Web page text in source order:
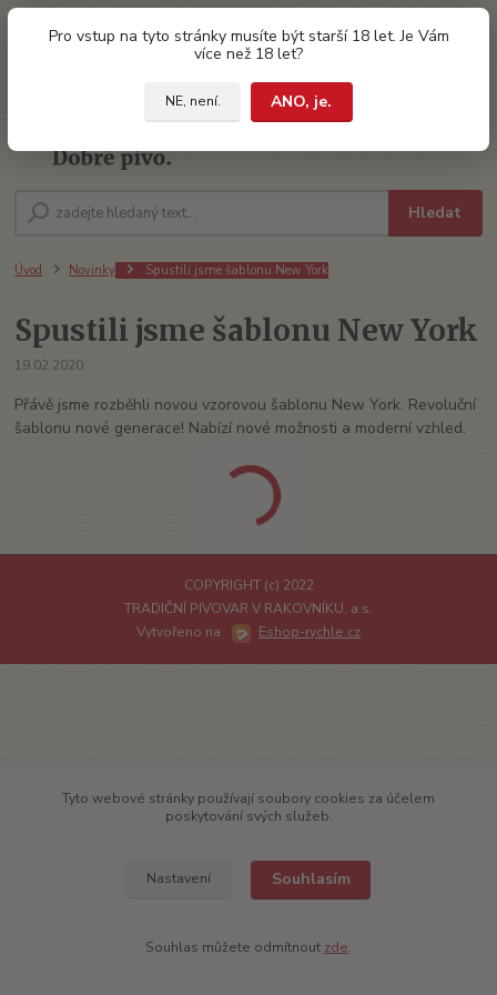
Pro vstup na tyto stránky musíte být starší 18 let. Je Vám
více než 18 let?
NE, není.
ANO, je.
Hledat
za0 Kč
Úvod Novinky Spustili jsme šablonu New York
Spustili jsme šablonu New York
19.02.2020
Přávě jsme rozběhli novou vzorovou šablonu New York. Revoluční
šablonu nové generace! Nabízí nové možnosti a moderní vzhled.
COPYRIGHT (c) 2022
TRADIČNÍ PIVOVAR V RAKOVNÍKU, a.s.
Vytvořeno na
Eshop-rychle.cz
Tyto webové stránky používají soubory cookies za účelem
poskytování svých služeb.
Nastavení Souhlasím
Souhlas můžete odmítnout zde.